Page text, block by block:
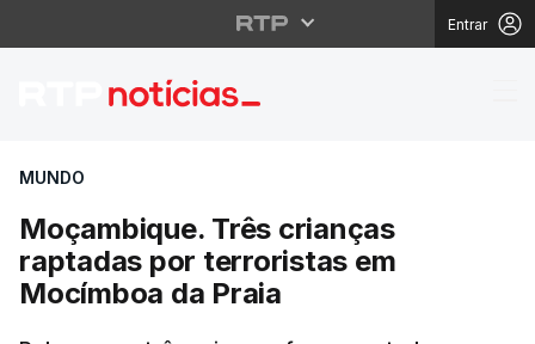
Entrar
Moçambique. Três
MUNDO
Moçambique. Três crianças
raptadas por terroristas em
Mocímboa da Praia